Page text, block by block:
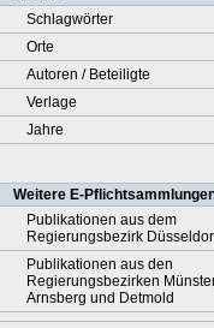
Schlagwörter
Orte
Autoren / Beteiligte
Verlage
Jahre
Weitere E-
Publikationen aus dem
Regierungsbezirk
Publikationen aus den
Regierungsbezirken
Arnsberg und Detmold